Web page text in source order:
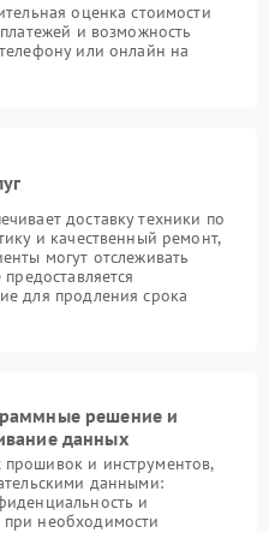
оценка стоимости
и возможность
или онлайн на
доставку техники по
и качественный ремонт,
могут отслеживать
для продления срока
решение и
данных
и инструментов,
данными:
и
необходимости